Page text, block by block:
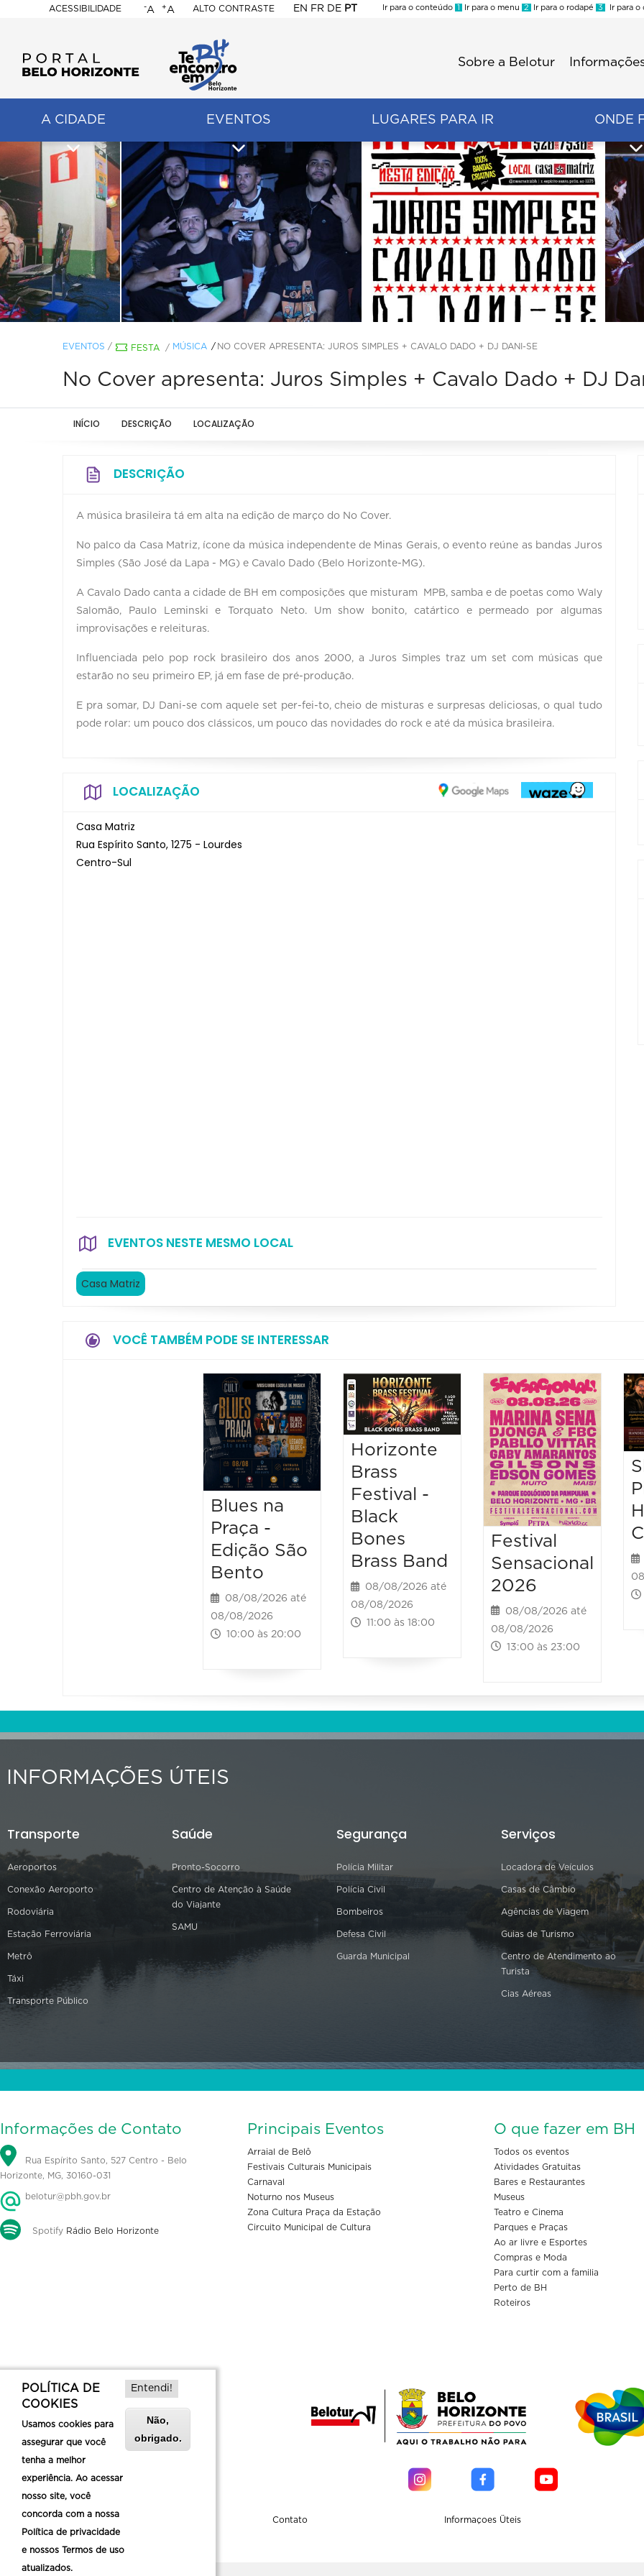
ACESSIBILIDADE
BELO
HORIZONTE
-A +A ALTO CONTRASTE EN FR DE PT
Ir para o conteúdo 1 Ir para o menu 2 Ir para o rodapé 3 Ir para o
Sobre a Belotur
A CIDADE EVENTOS LUGARES PARA IR ONDE
EVENTOS / FESTA / MÚSICA NO COVER APRESENTA: JUROS SIMPLES + CAVALO DADO + DJ DANI-SE
No Cover apresenta: Juros Simples + Cavalo Dado + DJ
INÍCIO DESCRIÇÃO LOCALIZAÇÃO
DESCRIÇÃO
A música brasileira tá em alta na edição de março do No Cover.
No palco da Casa Matriz, ícone da música independente de Minas Gerais, o evento reúne as bandas Juros
Simples (São José da Lapa - MG) e Cavalo Dado (Belo Horizonte-MG).
A Cavalo Dado canta a cidade de BH em composições que misturam MPB, samba e de poetas como Waly
Salomão, Paulo Leminski e Torquato Neto. Um show bonito, catártico e permeado por algumas
improvisações e releituras.
Influenciada pelo pop rock brasileiro dos anos 2000, a Juros Simples traz um set com músicas que
estarão no seu primeiro EP, já em fase de pré-produção.
E pra somar, DJ Dani-se com aquele set per-fei-to, cheio de misturas e surpresas deliciosas, o qual tudo
pode rolar: um pouco dos clássicos, um pouco das novidades do rock e até da música brasileira.
LOCALIZAÇÃO
Casa Matriz
Rua Espírito Santo, 1275 - Lourdes
Centro-Sul
EVENTOS NESTE MESMO LOCAL
Casa Matriz
VOCÊ TAMBÉM PODE SE INTERESSAR
Blues na
Praça -
Edição São
Bento
08/08/2026 até
08/08/2026
10:00 às 20:00
Horizonte
Brass
Festival -
Black
Bones
Brass Band
08/08/2026 até
08/08/2026
11:00 às 18:00
Festival
Sensacional
2026
08/08/2026 até
08/08/2026
13:00 às 23:00
INFORMAÇÕES ÚTEIS
Transporte
Aeroportos
Conexão Aeroporto
Rodoviária
Estação Ferroviária
Metrô
Táxi
Transporte Público
Saúde
Pronto-Socorro
Centro de Atenção à Saúde
do Viajante
SAMU
Segurança
Polícia Militar
Polícia Civil
Bombeiros
Defesa Civil
Guarda Municipal
Serviços
Locadora de Veículos
Casas de Câmbio
Agências de Viagem
Guias de Turismo
Centro de Atendimento ao
Turista
Cias Aéreas
Informações de Contato
Rua Espírito Santo, 527 Centro - Belo
Horizonte, MG, 30160-031
belotur@pbh.gov.br
Spotify Rádio Belo Horizonte
Principais Eventos
Arraial de Belô
Festivais Culturais Municipais
Carnaval
Noturno nos Museus
Zona Cultura Praça da Estação
Circuito Municipal de Cultura
O que fazer em BH
Todos os eventos
Atividades Gratuitas
Bares e Restaurantes
Museus
Teatro e Cinema
Parques e Praças
Ao ar livre e Esportes
Compras e Moda
Para curtir com a familia
Perto de BH
Roteiros
Contato Informaçoes Üteis
POLÍTICA DE
COOKIES
Usamos cookies para
assegurar que você
tenha a melhor
experiência. Ao acessar
nosso site, você
concorda com a nossa
Política de privacidade
e nossos Termos de uso
atualizados.
Entendi!
Não,
obrigado.